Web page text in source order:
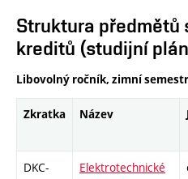
Struktura předmětů
kreditů (studijní
Libovolný ročník, zimní semestr
Zkratka Název
DKC-
Elektrotechnické